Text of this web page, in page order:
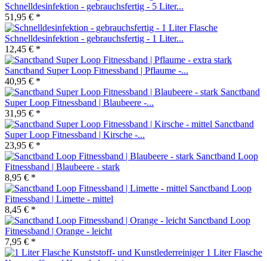
Schnelldesinfektion - gebrauchsfertig - 5 Liter...
51,95 € *
Schnelldesinfektion - gebrauchsfertig - 1 Liter...
12,45 € *
Sanctband Super Loop Fitnessband | Pflaume -...
40,95 € *
Sanctband
Super Loop Fitnessband | Blaubeere -...
31,95 € *
Sanctband
Super Loop Fitnessband | Kirsche -...
23,95 € *
Sanctband Loop
Fitnessband | Blaubeere - stark
8,95 € *
Sanctband Loop
Fitnessband | Limette - mittel
8,45 € *
Sanctband Loop
Fitnessband | Orange - leicht
7,95 € *
1 Liter Flasche